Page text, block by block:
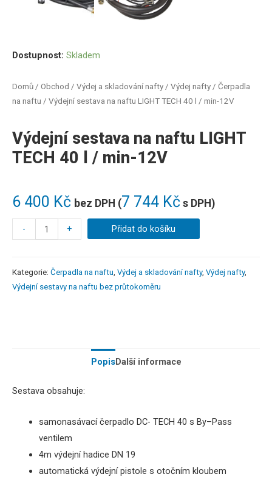
Domů / Obchod / Výdej a skladování nafty / Výdej nafty / Čerpadla
na naftu / Výdejní sestava na naftu LIGHT TECH 40 l / min-12V
Výdejní sestava na naftu LIGHT
TECH 40 l / min-12V
6 400 Kč bez DPH (7 744 Kč s DPH)
Dostupnost: Skladem
- + Přidat do košíku
Kategorie: Čerpadla na naftu Výdej a skladování nafty, Výdej nafty,
Výdejní sestavy na naftu bez průtokoměru
PopisDalší informace
Sestava obsahuje:
samonasávací čerpadlo DC- TECH 40 s By–Pass
ventilem
4m výdejní hadice DN 19
automatická výdejní pistole s otočním kloubem